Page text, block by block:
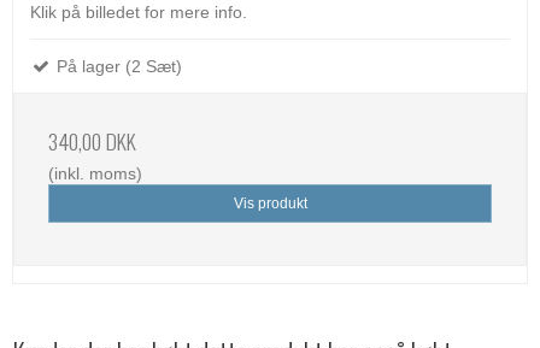
Klik på billedet for mere info.
På lager (2 Sæt)
340,00 DKK
(inkl. moms)
Vis produkt